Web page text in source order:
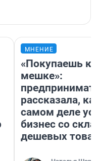
МНЕНИЕ
«Покупаешь
мешке»:
рассказала,
самом деле
бизнес со
дешевых